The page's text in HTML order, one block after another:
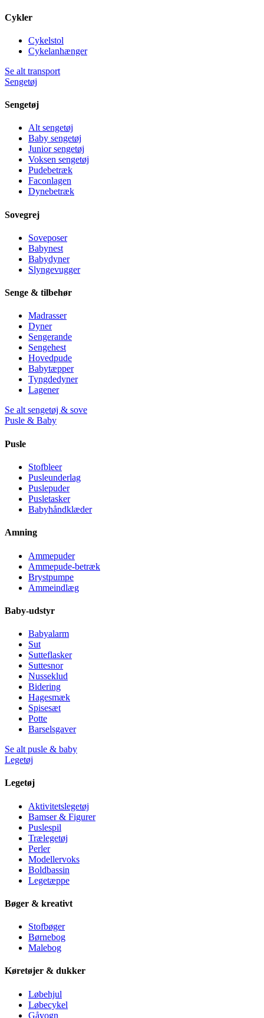
Cykler
Cykelstol
Cykelanhænger
Se alt transport
Sengetøj
Sengetøj
Alt sengetøj
Baby sengetøj
Junior sengetøj
Voksen sengetøj
Pudebetræk
Faconlagen
Dynebetræk
Sovegrej
Soveposer
Babynest
Babydyner
Slyngevugger
Senge & tilbehør
Madrasser
Dyner
Sengerande
Sengehest
Hovedpude
Babytæpper
Tyngdedyner
Lagener
Se alt sengetøj & sove
Pusle & Baby
Pusle
Stofbleer
Pusleunderlag
Puslepuder
Pusletasker
Babyhåndklæder
Amning
Ammepuder
Ammepude-betræk
Brystpumpe
Ammeindlæg
Baby-udstyr
Babyalarm
Sut
Sutteflasker
Suttesnor
Nusseklud
Bidering
Hagesmæk
Spisesæt
Potte
Barselsgaver
Se alt pusle & baby
Legetøj
Legetøj
Aktivitetslegetøj
Bamser & Figurer
Puslespil
Trælegetøj
Perler
Modellervoks
Boldbassin
Legetæppe
Bøger & kreativt
Stofbøger
Børnebog
Malebog
Køretøjer & dukker
Løbehjul
Løbecykel
Gåvogn